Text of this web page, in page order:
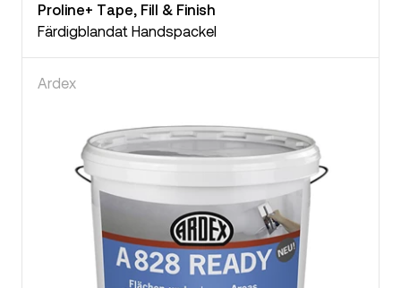
Proline+ Tape, Fill & Finish
Färdigblandat Handspackel
Ardex